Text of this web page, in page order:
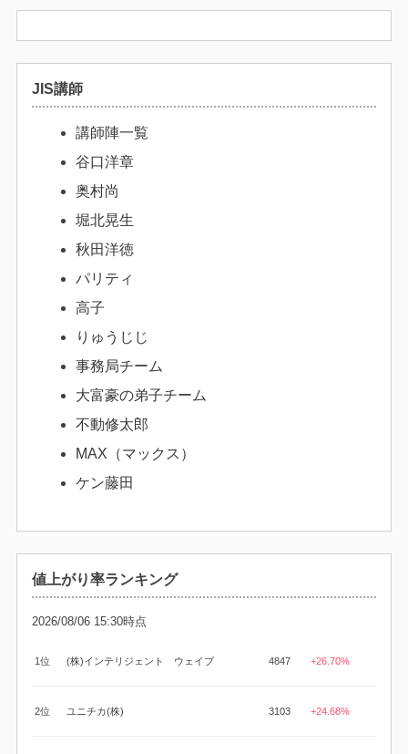
JIS講師
講師陣一覧
谷口洋章
奥村尚
堀北晃生
秋田洋徳
パリティ
高子
りゅうじじ
事務局チーム
大富豪の弟子チーム
不動修太郎
MAX（マックス）
ケン藤田
値上がり率ランキング
2026/08/06 15:30時点
1位 (株)インテリジェント ウェイブ 4847 +26.70%
2位 ユニチカ(株) 3103 +24.68%